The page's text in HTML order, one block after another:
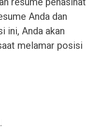
Anda dan
ini, Anda akan
melamar posisi